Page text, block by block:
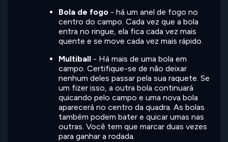
Bola de fogo - há um anel de fogo no
centro do campo. Cada vez que a bola
entra no ringue, ela fica cada vez mais
quente e se move cada vez mais rápido.
Multiball - Há mais de uma bola em
campo. Certifique-se de não deixar
nenhum deles passar pela sua raquete. Se
um fizer isso, a outra bola continuará
quicando pelo campo e uma nova bola
aparecerá no centro da quadra. As bolas
também podem bater e quicar umas nas
outras. Você tem que marcar duas vezes
para ganhar a rodada.